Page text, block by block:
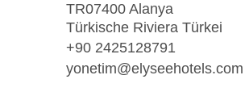
TR07400 Alanya
Türkische Riviera Türkei
+90 2425128791
yonetim@elyseehotels.com